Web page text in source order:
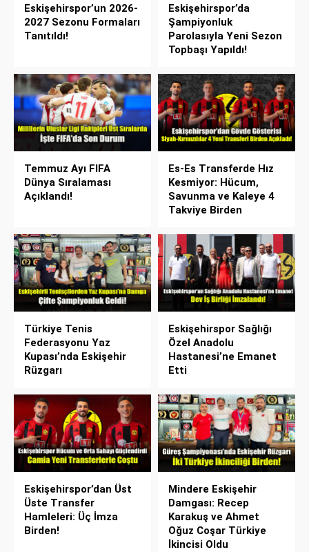
Eskişehirspor’un 2026-
2027 Sezonu Formaları
Tanıtıldı!
Eskişehirspor’da
Şampiyonluk
Parolasıyla Yeni Sezon
Topbaşı Yapıldı!
Temmuz Ayı FIFA
Dünya Sıralaması
Açıklandı!
Es-Es Transferde Hız
Kesmiyor: Hücum,
Savunma ve Kaleye 4
Takviye Birden
Türkiye Tenis
Federasyonu Yaz
Kupası’nda Eskişehir
Rüzgarı
Eskişehirspor Sağlığı
Özel Anadolu
Hastanesi’ne Emanet
Etti
Eskişehirspor’dan Üst
Üste Transfer
Hamleleri: Üç İmza
Birden!
Mindere Eskişehir
Damgası: Recep
Karakuş ve Ahmet
Oğuz Coşar Türkiye
İkincisi Oldu